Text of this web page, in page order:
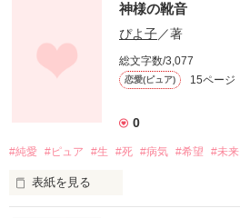
作品を読む
作品を読む
ーーーーコード0000085426
ふとした瞬間に思い出す
神様の靴音
ぴよ子／著
総文字数/3,077
恋愛(ピュア) 15ページ
0
#純愛 #ピュア #生 #死 #病気 #希望 #未来
表紙を見る